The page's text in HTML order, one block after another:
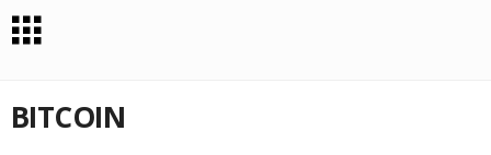
BITCOIN